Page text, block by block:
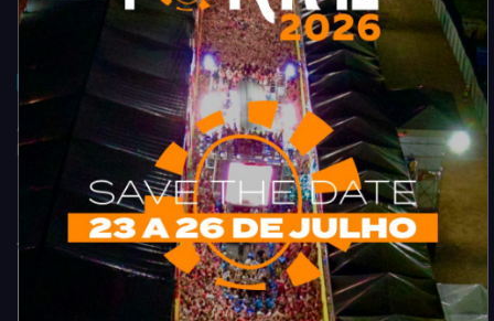
Acompanhe todas as novidades do entretenimento na região de
Fortaleza. Dicas, promoções, coberturas exclusivas e muito mais.